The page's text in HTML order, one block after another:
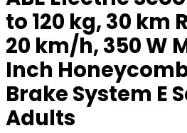
to 120 kg, 30 km
20 km/h, 350 W
Inch
Brake System E
Adults